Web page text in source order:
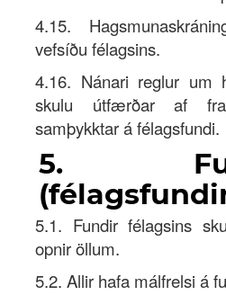
4.15.
vefsíðu félagsins.
4.16. Nánari reglur um
skulu útfærðar af
samþykktar á félagsfundi.
5.
5.1. Fundir félagsins
opnir öllum.
5.2. Allir hafa málfrelsi á